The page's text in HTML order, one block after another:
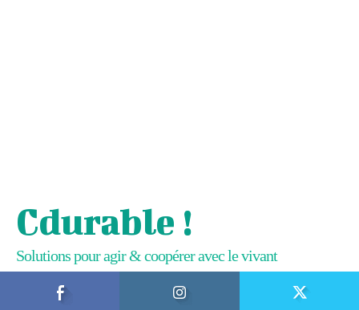
Cdurable !
Solutions pour agir & coopérer avec le vivant